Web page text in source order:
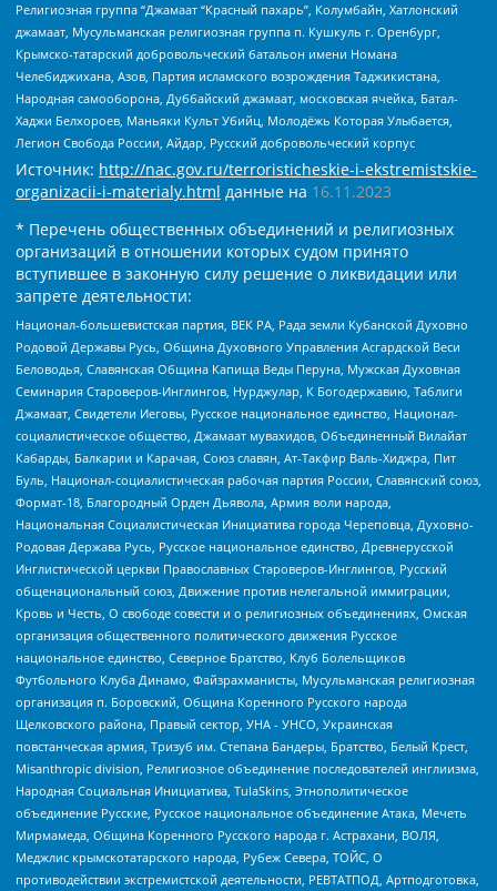
Религиозная группа “Джамаат “Красный пахарь”, Колумбайн, Хатлонский
джамаат, Мусульманская религиозная группа п. Кушкуль г. Оренбург,
Крымско-татарский добровольческий батальон имени Номана
Челебиджихана, Азов, Партия исламского возрождения Таджикистана,
Народная самооборона, Дуббайский джамаат, московская ячейка, Батал-
Хаджи Белхороев, Маньяки Культ Убийц, Молодёжь Которая Улыбается,
Легион Свобода России, Айдар, Русский добровольческий корпус
Источник: http://nac.gov.ru/terroristicheskie-i-ekstremistskie-
organizacii-i-materialy.html данные на 16.11.2023
* Перечень общественных объединений и религиозных
организаций в отношении которых судом принято
вступившее в законную силу решение о ликвидации или
запрете деятельности:
Национал-большевистская партия, ВЕК РА, Рада земли Кубанской Духовно
Родовой Державы Русь, Община Духовного Управления Асгардской Веси
Беловодья, Славянская Община Капища Веды Перуна, Мужская Духовная
Семинария Староверов-Инглингов, Нурджулар, К Богодержавию, Таблиги
Джамаат, Свидетели Иеговы, Русское национальное единство, Национал-
социалистическое общество, Джамаат мувахидов, Объединенный Вилайат
Кабарды, Балкарии и Карачая, Союз славян, Ат-Такфир Валь-Хиджра, Пит
Буль, Национал-социалистическая рабочая партия России, Славянский союз,
Формат-18, Благородный Орден Дьявола, Армия воли народа,
Национальная Социалистическая Инициатива города Череповца, Духовно-
Родовая Держава Русь, Русское национальное единство, Древнерусской
Инглистической церкви Православных Староверов-Инглингов, Русский
общенациональный союз, Движение против нелегальной иммиграции,
Кровь и Честь, О свободе совести и о религиозных объединениях, Омская
организация общественного политического движения Русское
национальное единство, Северное Братство, Клуб Болельщиков
Футбольного Клуба Динамо, Файзрахманисты, Мусульманская религиозная
организация п. Боровский, Община Коренного Русского народа
Щелковского района, Правый сектор, УНА - УНСО, Украинская
повстанческая армия, Тризуб им. Степана Бандеры, Братство, Белый Крест,
Misanthropic division, Религиозное объединение последователей инглиизма,
Народная Социальная Инициатива, TulaSkins, Этнополитическое
объединение Русские, Русское национальное объединение Атака, Мечеть
Мирмамеда, Община Коренного Русского народа г. Астрахани, ВОЛЯ,
Меджлис крымскотатарского народа, Рубеж Севера, ТОЙС, О
противодействии экстремистской деятельности, РЕВТАТПОД, Артподготовка,